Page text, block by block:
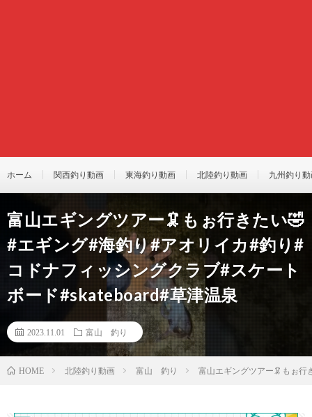
ホーム 関西釣り動画 東海釣り動画 北陸釣り動画 九州釣り
富山エギングツアー🦑もぉ行きたい🤣
#エギング#海釣り#アオリイカ#釣り#
コドナフィッシングクラブ#スケート
ボード#skateboard#草津温泉
2023.11.01 富山 釣り
HOME 北陸釣り動画 富山 釣り 富山エギングツアー🦑もぉ行